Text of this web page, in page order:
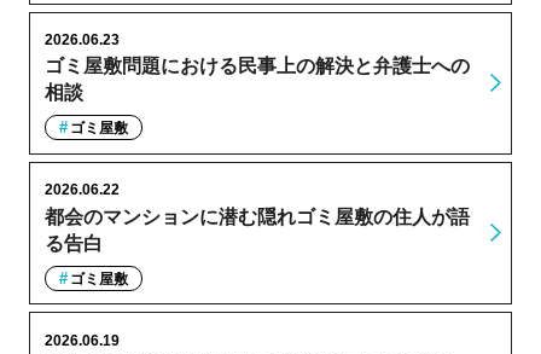
ゴミ屋敷問題における民事上の解決と弁護士への
相談
2026.06.23
ゴミ屋敷
都会のマンションに潜む隠れゴミ屋敷の住人が語
る告白
2026.06.22
ゴミ屋敷
2026.06.19